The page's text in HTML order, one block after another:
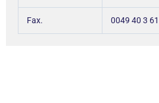
Fax. 0049 40 3